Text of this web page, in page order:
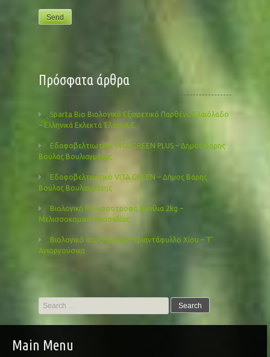
Πρόσφατα άρθρα
Sparta Bio Βιολογικό Εξαιρετικό Παρθένο Ελαιόλαδο
– Ελληνικά Εκλεκτά Έλαια Α.Ε.
Εδαφοβελτιωτικό VITA GREEN PLUS – Δήμος Βάρης
Βούλας Βουλιαγμένης
Εδαφοβελτιωτικό VITA GREEN – Δήμος Βάρης
Βούλας Βουλιαγμένης
Βιολογική Μελισσοτροφή Βανίλια 2kg –
Μελισσοκομική Θεσσαλίας
Βιολογικό αποξηραμένο τριαντάφυλλο Χίου – Τ’
Αγιοργούσικα
Search
for:
Main Menu